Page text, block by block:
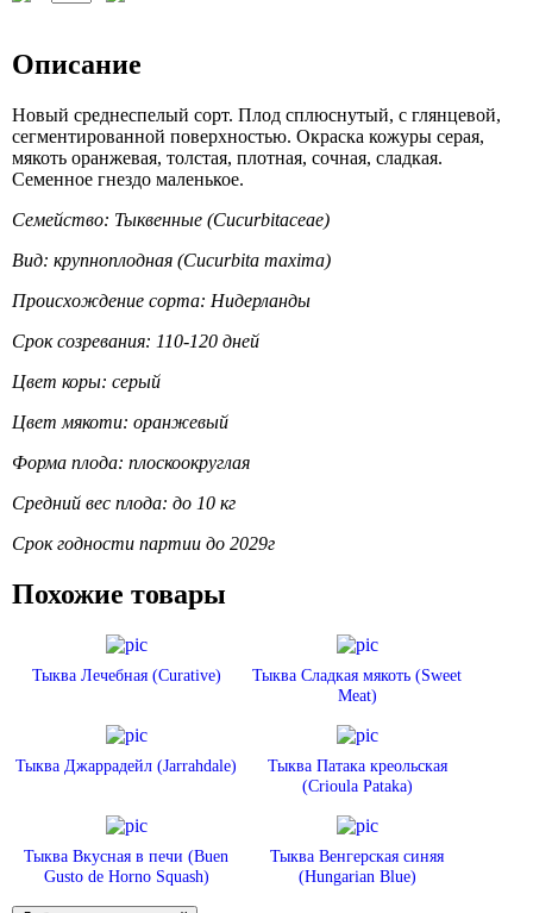
Описание
Новый среднеспелый сорт. Плод сплюснутый, с глянцевой,
сегментированной поверхностью. Окраска кожуры серая,
мякоть оранжевая, толстая, плотная, сочная, сладкая.
Семенное гнездо маленькое.
Семейство: Тыквенные (Cucurbitaceae)
Вид: крупноплодная (Cucurbita maxima)
Происхождение сорта: Нидерланды
Срок созревания: 110-120 дней
Цвет коры: серый
Цвет мякоти: оранжевый
Форма плода: плоскоокруглая
Средний вес плода: до 10 кг
Срок годности партии до 2029г
Похожие товары
Тыква Лечебная (Curative)
Тыква Сладкая мякоть (Sweet
Meat)
Тыква Джаррадейл (Jarrahdale)
Тыква Патака креольская
(Crioula Pataka)
Тыква Вкусная в печи (Buen
Gusto de Horno Squash)
Тыква Венгерская синяя
(Hungarian Blue)